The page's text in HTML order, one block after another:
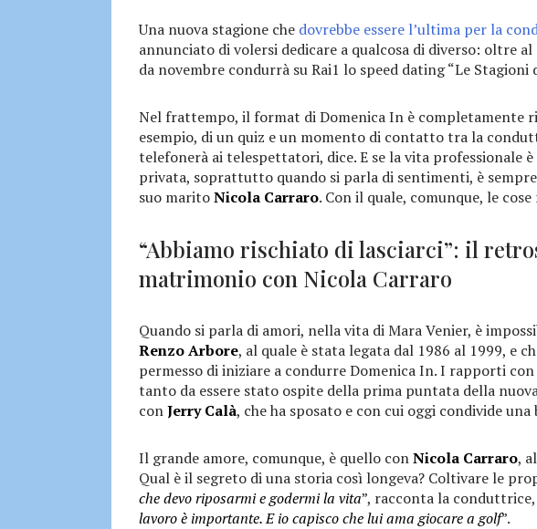
Una nuova stagione che dovrebbe essere l’ultima per la
annunciato di volersi dedicare a qualcosa di diverso: oltre al
da novembre condurrà su Rai1 lo speed dating “Le Stagioni
Nel frattempo, il format di Domenica In è completamente
esempio, di un quiz e un momento di contatto tra la
telefonerà ai telespettatori, dice. E se la vita professionale
privata, soprattutto quando si parla di sentimenti, è
suo maritoNicola Carraro. Con il quale, comunque, le
“Abbiamo rischiato di lasciarci”: il
matrimonio con Nicola Carraro
Quando si parla di amori, nella vita di Mara Venier, è
Renzo Arbore, al quale è stata legata dal 1986 al 1999, e
permesso di iniziare a condurre Domenica In. I rapporti
tanto da essere stato ospite della prima puntata della
conJerry Calà, che ha sposato e con cui oggi condivide una
Il grande amore, comunque, è quello conNicola Carraro,
Qual è il segreto di una storia così longeva? Coltivare le
che devo riposarmi e godermi la vita”, racconta la conduttrice,
lavoro è importante. E io capisco che lui ama giocare a golf”.